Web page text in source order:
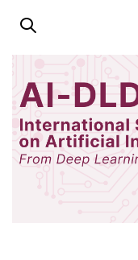
links
primary
Skip
content